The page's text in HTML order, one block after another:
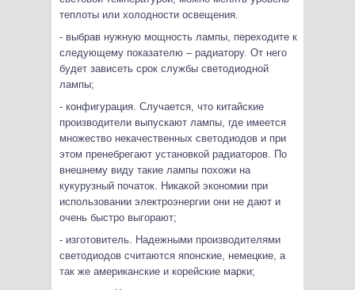
теплоты или холодности освещения.
- выбрав нужную мощность лампы, переходите к
следующему показателю – радиатору. От него
будет зависеть срок службы светодиодной
лампы;
- конфигурация. Случается, что китайские
производители выпускают лампы, где имеется
множество некачественных светодиодов и при
этом пренебрегают установкой радиаторов. По
внешнему виду такие лампы похожи на
кукурузный початок. Никакой экономии при
использовании электроэнергии они не дают и
очень быстро выгорают;
- изготовитель. Надежными производителями
светодиодов считаются японские, немецкие, а
так же американские и корейские марки;